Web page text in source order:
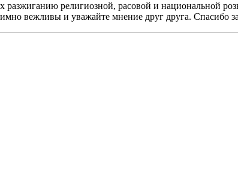
разжиганию религиозной, расовой и национальной
вежливы и уважайте мнение друг друга. Спасибо